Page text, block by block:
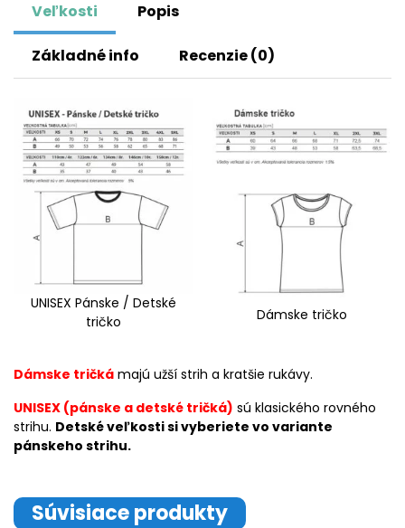
Veľkosti Popis
Základné info Recenzie (0)
UNISEX Pánske / Detské
tričko
Dámske tričko
Dámske tričká majú užší strih a kratšie rukávy.
UNISEX (pánske a detské tričká) sú klasického rovného
strihu. Detské veľkosti si vyberiete vo variante
pánskeho strihu.
Súvisiace produkty